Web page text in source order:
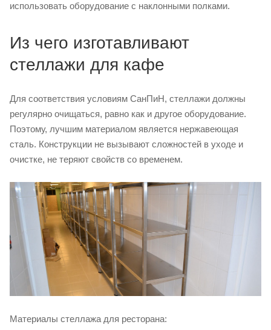
использовать оборудование с наклонными полками.
Из чего изготавливают
стеллажи для кафе
Для соответствия условиям СанПиН, стеллажи должны
регулярно очищаться, равно как и другое оборудование.
Поэтому, лучшим материалом является нержавеющая
сталь. Конструкции не вызывают сложностей в уходе и
очистке, не теряют свойств со временем.
Материалы стеллажа для ресторана: